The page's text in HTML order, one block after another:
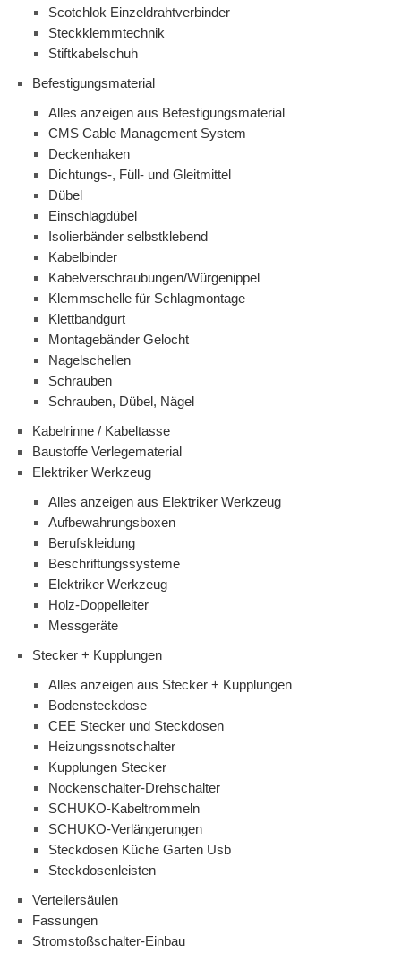
Scotchlok Einzeldrahtverbinder
Steckklemmtechnik
Stiftkabelschuh
Befestigungsmaterial
Alles anzeigen aus Befestigungsmaterial
CMS Cable Management System
Deckenhaken
Dichtungs-, Füll- und Gleitmittel
Dübel
Einschlagdübel
Isolierbänder selbstklebend
Kabelbinder
Kabelverschraubungen/Würgenippel
Klemmschelle für Schlagmontage
Klettbandgurt
Montagebänder Gelocht
Nagelschellen
Schrauben
Schrauben, Dübel, Nägel
Kabelrinne / Kabeltasse
Baustoffe Verlegematerial
Elektriker Werkzeug
Alles anzeigen aus Elektriker Werkzeug
Aufbewahrungsboxen
Berufskleidung
Beschriftungssysteme
Elektriker Werkzeug
Holz-Doppelleiter
Messgeräte
Stecker + Kupplungen
Alles anzeigen aus Stecker + Kupplungen
Bodensteckdose
CEE Stecker und Steckdosen
Heizungssnotschalter
Kupplungen Stecker
Nockenschalter-Drehschalter
SCHUKO-Kabeltrommeln
SCHUKO-Verlängerungen
Steckdosen Küche Garten Usb
Steckdosenleisten
Verteilersäulen
Fassungen
Stromstoßschalter-Einbau